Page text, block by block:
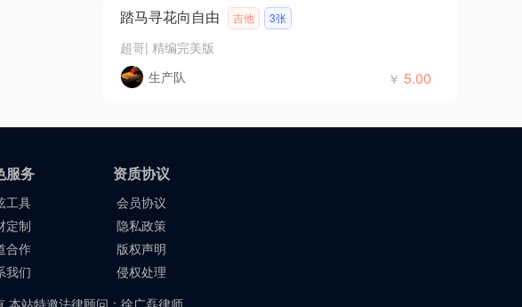
踏马寻花向自由 吉他 3张
超哥| 精编完美版
生产队
￥ 5.00
服务
工具
定制
合作
我们
资质协议
会员协议
隐私政策
版权声明
侵权处理